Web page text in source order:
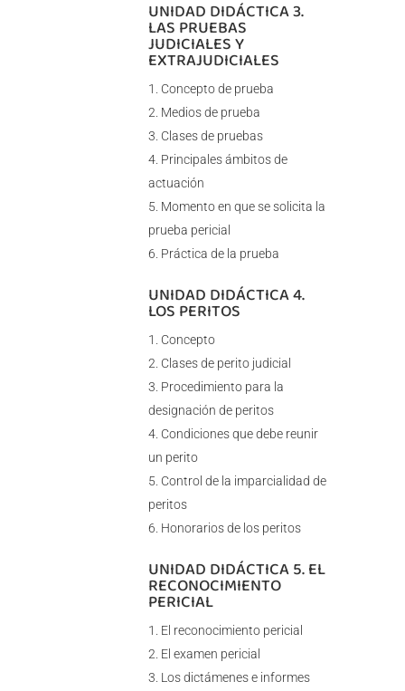
UNIDAD DIDÁCTICA 3.
LAS PRUEBAS
JUDICIALES Y
EXTRAJUDICIALES
Concepto de prueba
Medios de prueba
Clases de pruebas
Principales ámbitos de
actuación
Momento en que se solicita la
prueba pericial
Práctica de la prueba
UNIDAD DIDÁCTICA 4.
LOS PERITOS
Concepto
Clases de perito judicial
Procedimiento para la
designación de peritos
Condiciones que debe reunir
un perito
Control de la imparcialidad de
peritos
Honorarios de los peritos
UNIDAD DIDÁCTICA 5. EL
RECONOCIMIENTO
PERICIAL
El reconocimiento pericial
El examen pericial
Los dictámenes e informes